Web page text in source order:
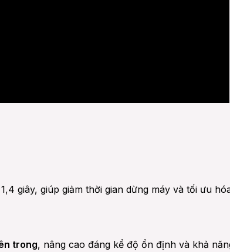
giây, giúp giảm thời gian dừng máy và tối ưu
trong, nâng cao đáng kể độ ổn định và khả